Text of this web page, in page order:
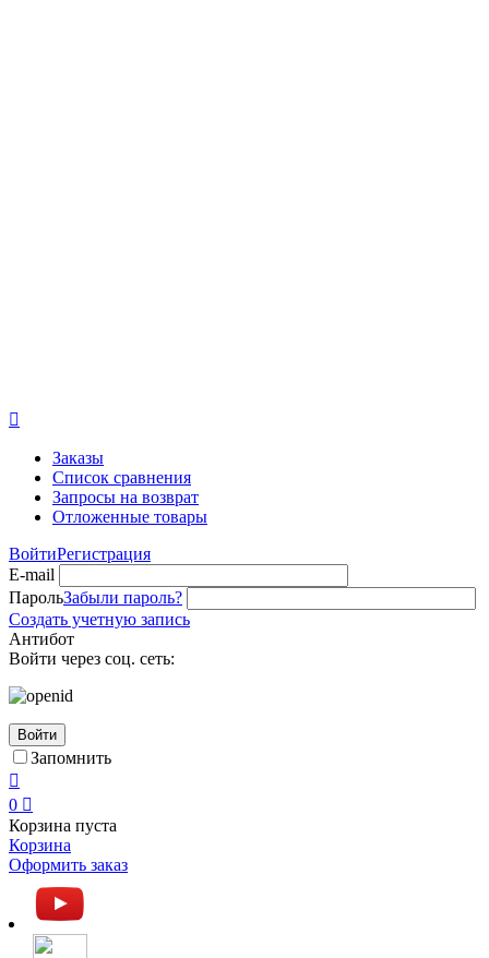

Заказы
Список сравнения
Запросы на возврат
Отложенные товары
ВойтиРегистрация
E-mail
ПарольЗабыли пароль?
Создать учетную запись
Антибот
Войти через соц. сеть:
Войти
Запомнить

0 
Корзина пуста
Корзина
Оформить заказ